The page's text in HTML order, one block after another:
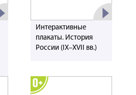
Интерактивные
плакаты. История
России (IX–XVII вв.)